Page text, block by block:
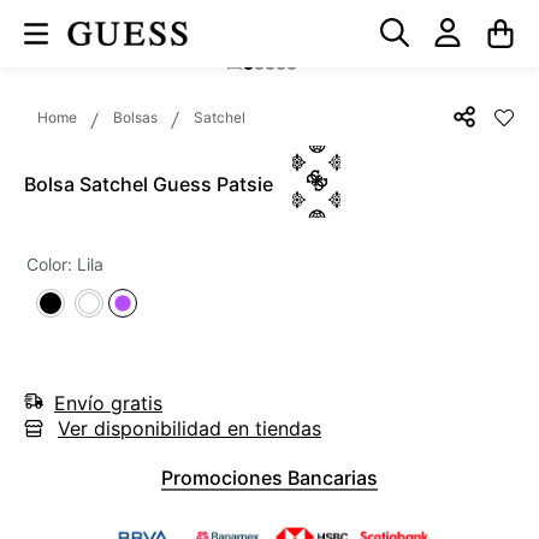
Bolsas Satchel
Bolsa Satchel Guess Patsie
Color: Lila
Envío gratis
Ver disponibilidad en tiendas
Promociones Bancarias